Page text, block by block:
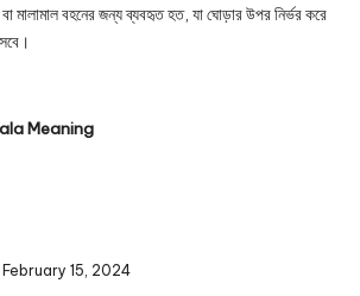
মালামাল বহনের জন্য ব্যবহৃত হত, যা ঘোড়ার উপর নির্ভর করে
Meaning
15, 2024